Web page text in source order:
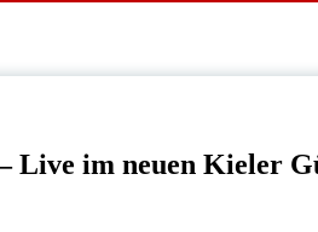
Live im neuen Kieler